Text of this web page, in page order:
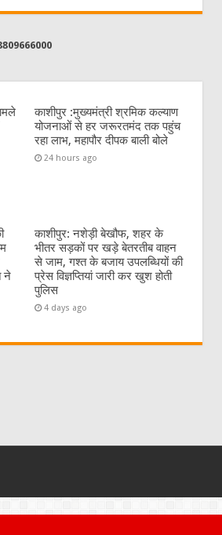
काशीपुर :मुख्यमंत्री श्रमिक कल्याण
योजनाओं से हर जरूरतमंद तक पहुंच
रहा लाभ, महापौर दीपक बाली बोले
24 hours ago
ने
काशीपुर: नशेड़ी बेखौफ, शहर के
भीतर सड़कों पर खड़े बेतरतीब वाहन
से जाम, गश्त के बजाय उपलब्धियों की
प्रेस विज्ञप्तियां जारी कर खुश होती
पुलिस
4 days ago